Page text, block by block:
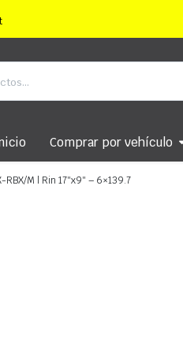
Comprar por vehículo
M | Rin 17″x9″ – 6×139.7